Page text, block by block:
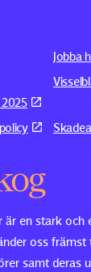
är en stark och
oss
samt deras
Jobba